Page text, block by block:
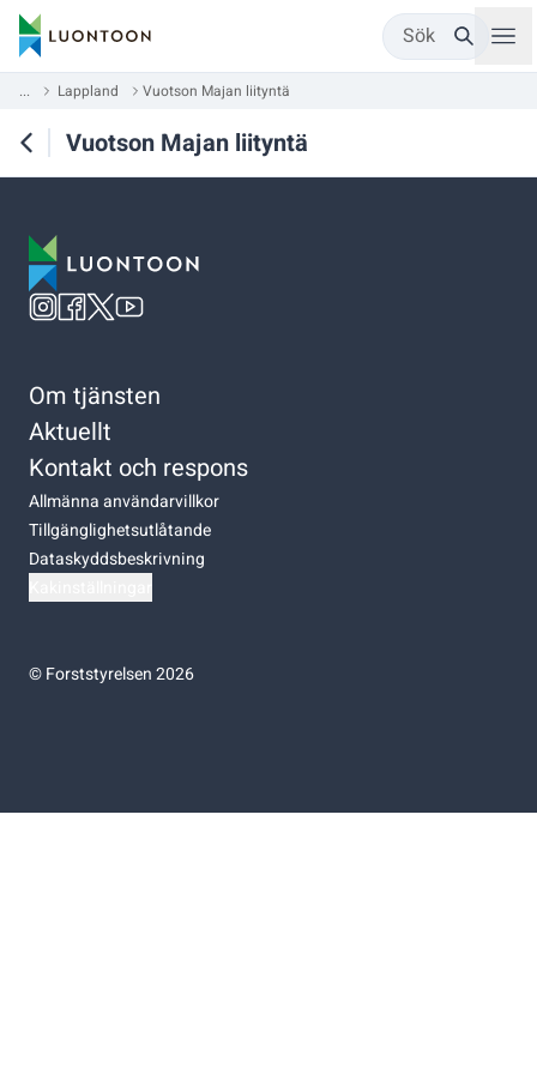
Sök
... Lappland Vuotson Majan liityntä
Vuotson Majan liityntä
Om tjänsten
Aktuellt
Kontakt och respons
Allmänna användarvillkor
Tillgänglighetsutlåtande
Dataskyddsbeskrivning
©Forststyrelsen 2026